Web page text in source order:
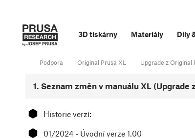
3D tiskárny Materiály Díly
Podpora Original Prusa XL Upgrade z Original
1. Seznam změn v manuálu XL (Upgrade
⬢ Historie verzí:
⬢ 01/2024 - Úvodní verze 1.00